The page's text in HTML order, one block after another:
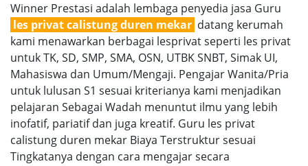
Winner Prestasi adalah lembaga penyedia jasa Guru
les privat calistung duren mekar datang kerumah
kami menawarkan berbagai lesprivat seperti les privat
untuk TK, SD, SMP, SMA, OSN, UTBK SNBT, Simak UI,
Mahasiswa dan Umum/Mengaji. Pengajar Wanita/Pria
untuk lulusan S1 sesuai kriterianya kami menjadikan
pelajaran Sebagai Wadah menuntut ilmu yang lebih
inofatif, pariatif dan juga kreatif. Guru les privat
calistung duren mekar Biaya Terstruktur sesuai
Tingkatanya dengan cara mengajar secara